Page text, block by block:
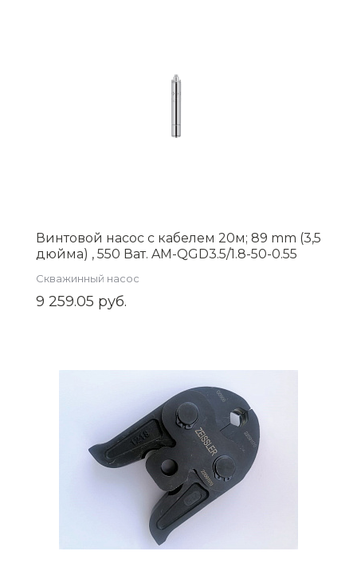
Винтовой насос с кабелем 20м; 89 mm (3,5
дюйма) , 550 Ват. AM-QGD3.5/1.8-50-0.55
Скважинный насос
9 259.05 руб.